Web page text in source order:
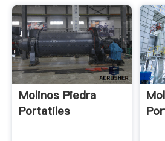
Molinos Piedra
Portatiles